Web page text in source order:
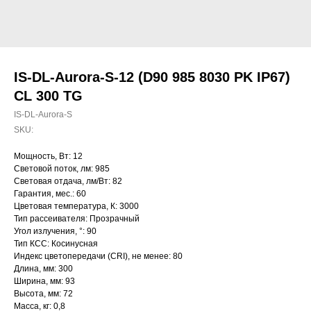
IS-DL-Aurora-S-12 (D90 985 8030 PK IP67)
CL 300 TG
IS-DL-Aurora-S
SKU:
Мощность, Вт: 12
Световой поток, лм: 985
Световая отдача, лм/Вт: 82
Гарантия, мес.: 60
Цветовая температура, К: 3000
Тип рассеивателя: Прозрачный
Угол излучения, °: 90
Тип КСС: Косинусная
Индекс цветопередачи (CRI), не менее: 80
Длина, мм: 300
Ширина, мм: 93
Высота, мм: 72
Масса, кг: 0,8